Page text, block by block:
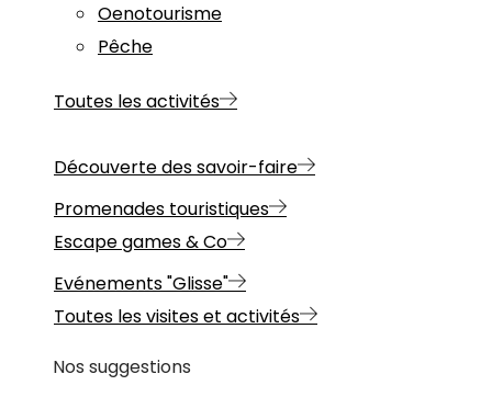
Oenotourisme
Pêche
Toutes les activités
Découverte des savoir-faire
Promenades touristiques
Escape games & Co
Evénements "Glisse"
Toutes les visites et activités
Nos suggestions